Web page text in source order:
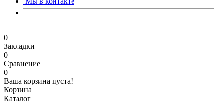
0
Закладки
0
Сравнение
0
Ваша корзина пуста!
Корзина
Каталог